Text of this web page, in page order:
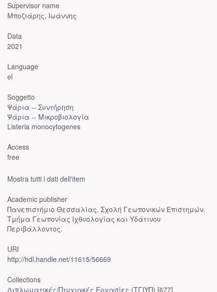
Supervisor name
Μποζιάρης, Ιωάννης
Data
2021
Language
el
Soggetto
Ψάρια -- Συντήρηση
Ψάρια -- Μικροβιολογία
Listeria monocytogenes
Access
free
Mostra tutti i dati dell'item
Academic publisher
Πανεπιστήμιο Θεσσαλίας. Σχολή Γεωπονικών Επιστημών.
Τμήμα Γεωπονίας Ιχθυολογίας και Υδάτινου
Περιβάλλοντος.
URI
http://hdl.handle.net/11615/56669
Collections
Διπλωματικές/Πτυχιακές Εργασίες (ΤΓΙΥΠ) [677]